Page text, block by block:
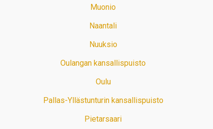
Muonio
Naantali
Nuuksio
Oulangan kansallispuisto
Oulu
Pallas-Yllästunturin kansallispuisto
Pietarsaari